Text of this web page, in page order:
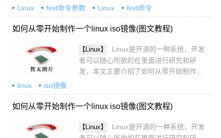
方法吧
Linux find命令参数 Linux find命令
如何从零开始制作一个linux iso镜像(图文教程)
【Linux】
Linux是开源的一种系统，开发
者可以随心所欲的在里面进行研究和研
发，本文主要介绍了如何从零开始制作一
兴趣的可以了解一下
linux iso镜像
如何从零开始制作一个linux iso镜像(图文教程)
【Linux】
Linux是开源的一种系统，开发